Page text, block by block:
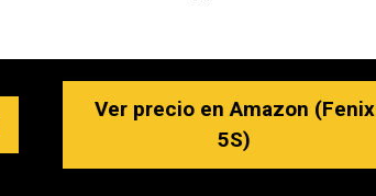
Ver precio en Amazon (Fenix
5S)